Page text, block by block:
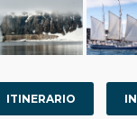
ITINERARIO